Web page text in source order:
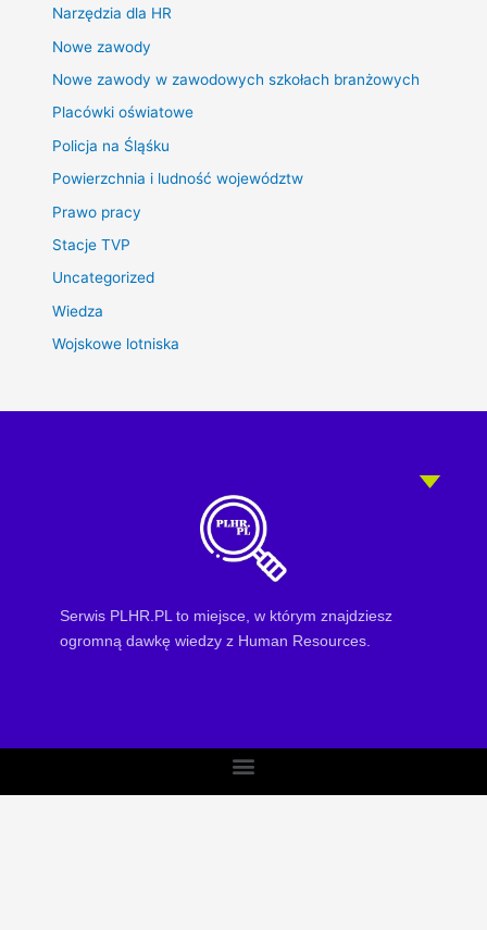
Narzędzia dla HR
Nowe zawody
Nowe zawody w zawodowych szkołach branżowych
Placówki oświatowe
Policja na Śląśku
Powierzchnia i ludność województw
Prawo pracy
Stacje TVP
Uncategorized
Wiedza
Wojskowe lotniska
Serwis PLHR.PL to miejsce, w którym znajdziesz
ogromną dawkę wiedzy z Human Resources.
Menu